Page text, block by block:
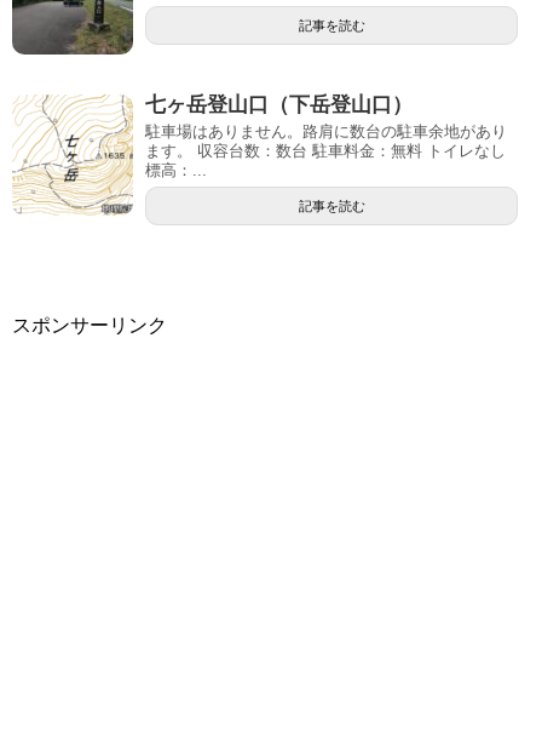
記事を読む
七ヶ岳登山口（下岳登山口）
駐車場はありません。路肩に数台の駐車余地があり
ます。 収容台数：数台 駐車料金：無料 トイレなし
標高：...
記事を読む
スポンサーリンク